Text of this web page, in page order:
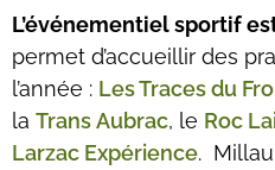
L’événementiel sportif
permet d’accueillir des
l’année : Les Traces du
la Trans Aubrac, le Roc
Larzac Expérience.